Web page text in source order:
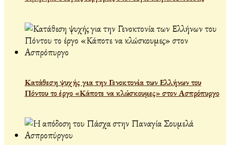
Κατάθεση ψυχής για την Γενοκτονία των Ελλήνων του
Πόντου το έργο «Κάποτε να κλώσκουμες» στον Ασπρόπυργο